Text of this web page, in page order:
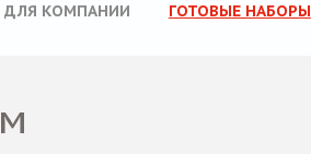
ДЛЯ КОМПАНИИ ГОТОВЫЕ НАБОРЫ